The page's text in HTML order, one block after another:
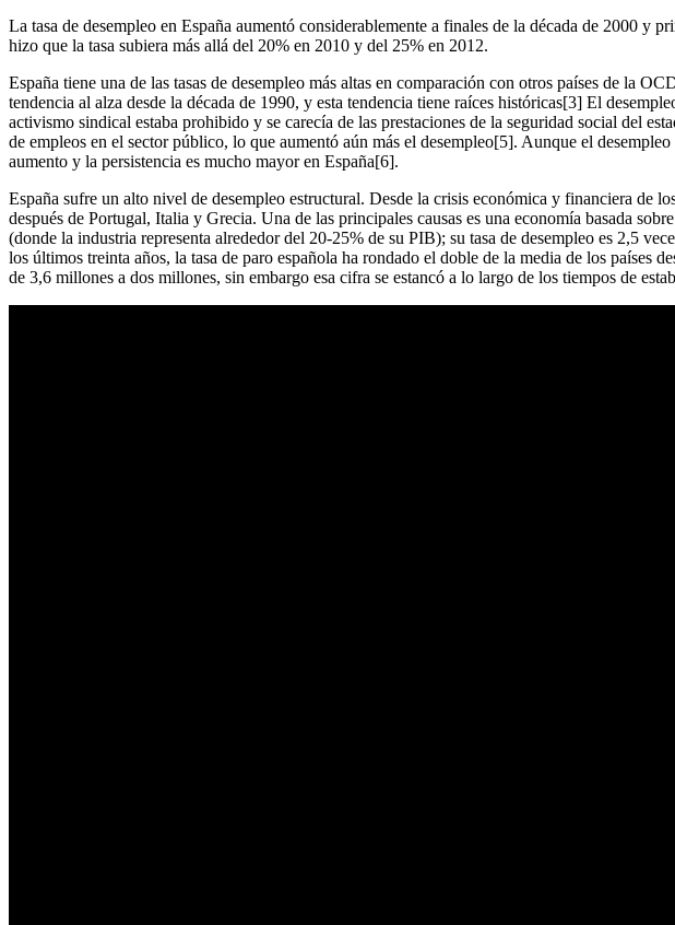
La tasa de desempleo en España aumentó considerablemente a finales de la década de 2000
hizo que la tasa subiera más allá del 20% en 2010 y del 25% en 2012.
España tiene una de las tasas de desempleo más altas en comparación con otros países de la
tendencia al alza desde la década de 1990, y esta tendencia tiene raíces históricas[3] El
activismo sindical estaba prohibido y se carecía de las prestaciones de la seguridad social del
de empleos en el sector público, lo que aumentó aún más el desempleo[5]. Aunque el
aumento y la persistencia es mucho mayor en España[6].
España sufre un alto nivel de desempleo estructural. Desde la crisis económica y financiera de
después de Portugal, Italia y Grecia. Una de las principales causas es una economía basada
(donde la industria representa alrededor del 20-25% de su PIB); su tasa de desempleo es 2,5
los últimos treinta años, la tasa de paro española ha rondado el doble de la media de los países
de 3,6 millones a dos millones, sin embargo esa cifra se estancó a lo largo de los tiempos de